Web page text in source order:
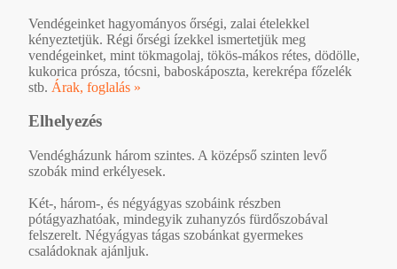
Vendégeinket hagyományos őrségi, zalai ételekkel
kényeztetjük. Régi őrségi ízekkel ismertetjük meg
vendégeinket, mint tökmagolaj, tökös-mákos rétes, dödölle,
kukorica prósza, tócsni, baboskáposzta, kerekrépa főzelék
stb. Árak, foglalás »
Elhelyezés
Vendégházunk három szintes. A középső szinten levő
szobák mind erkélyesek.
Két-, három-, és négyágyas szobáink részben
pótágyazhatóak, mindegyik zuhanyzós fürdőszobával
felszerelt. Négyágyas tágas szobánkat gyermekes
családoknak ajánljuk.